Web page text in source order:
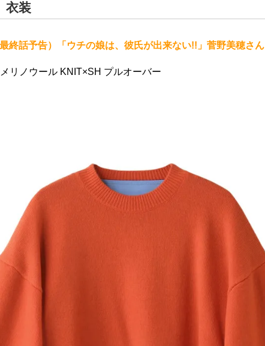
衣装
終話予告）「ウチの娘は、彼氏が出来ない!!」菅野美穂さん
ノウール KNIT×SH プルオーバー